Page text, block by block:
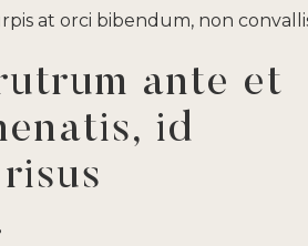
at orci bibendum, non
ante et
id